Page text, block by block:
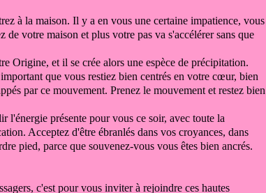
à la maison. Il y a en vous une certaine impatience, vous
de votre maison et plus votre pas va s'accélérer sans que
Origine, et il se crée alors une espèce de précipitation.
que vous restiez bien centrés en votre cœur, bien
par ce mouvement. Prenez le mouvement et restez bien
l'énergie présente pour vous ce soir, avec toute la
Acceptez d'être ébranlés dans vos croyances, dans
pied, parce que souvenez-vous vous êtes bien ancrés.
c'est pour vous inviter à rejoindre ces hautes